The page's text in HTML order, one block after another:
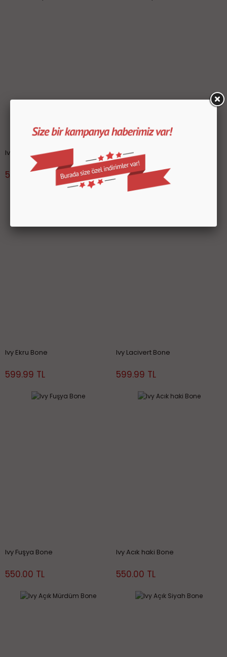
Ivy lZümrüt Bone
599.99 TL
Ivy Metal Gri Bone
599.99 TL
Ivy Ekru Bone
599.99 TL
Ivy Lacivert Bone
599.99 TL
Ivy Fuşya Bone
550.00 TL
Ivy Acık haki Bone
550.00 TL